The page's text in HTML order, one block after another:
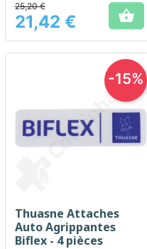
Prix
25,20 €
21,42 € 
Thuasne Attaches
Auto Agrippantes
Biflex - 4 pièces
-15%